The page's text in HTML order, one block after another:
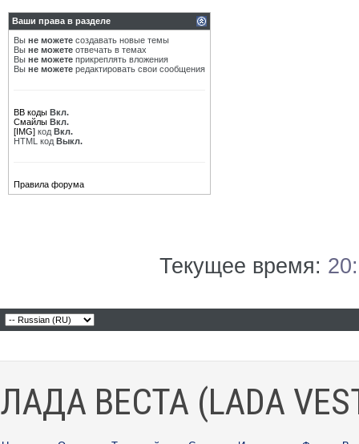
Ваши права в разделе
Вы не можете создавать новые темы
Вы не можете отвечать в темах
Вы не можете прикреплять вложения
Вы не можете редактировать свои сообщения
BB коды Вкл.
Смайлы Вкл.
[IMG] код Вкл.
HTML код Выкл.
Правила форума
Текущее время:
ЛАДА ВЕСТА (LADA